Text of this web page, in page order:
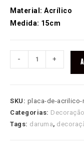
Material: Acrílico
Medida: 15cm
de
quantidade
- +
SKU: placa-de-acrilico-
Categorias: Decoração
Tags: daruma,